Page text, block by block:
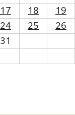
17 18 19
24 25 26
31